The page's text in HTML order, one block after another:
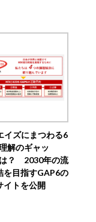
イズにまつわる6
解のギャッ
？ 2030年の流
を目指すGAP6の
イトを公開